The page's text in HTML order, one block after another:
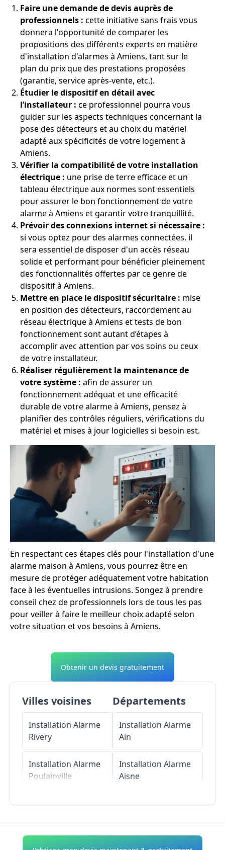
Faire une demande de devis auprès de
professionnels : cette initiative sans frais vous
donnera l'opportunité de comparer les
propositions des différents experts en matière
d'installation d'alarmes à Amiens, tant sur le
plan du prix que des prestations proposées
(garantie, service après-vente, etc.).
Étudier le dispositif en détail avec
l’installateur : ce professionnel pourra vous
guider sur les aspects techniques concernant la
pose des détecteurs et au choix du matériel
adapté aux spécificités de votre logement à
Amiens.
Vérifier la compatibilité de votre installation
électrique : une prise de terre efficace et un
tableau électrique aux normes sont essentiels
pour assurer le bon fonctionnement de votre
alarme à Amiens et garantir votre tranquillité.
Prévoir des connexions internet si nécessaire :
si vous optez pour des alarmes connectées, il
sera essentiel de disposer d'un accès réseau
solide et performant pour bénéficier pleinement
des fonctionnalités offertes par ce genre de
dispositif à Amiens.
Mettre en place le dispositif sécuritaire : mise
en position des détecteurs, raccordement au
réseau électrique à Amiens et tests de bon
fonctionnement sont autant d’étapes à
accomplir avec attention par vos soins ou ceux
de votre installateur.
Réaliser régulièrement la maintenance de
votre système : afin de assurer un
fonctionnement adéquat et une efficacité
durable de votre alarme à Amiens, pensez à
planifier des contrôles réguliers, vérifications du
matériel et mises à jour logicielles si besoin est.
En respectant ces étapes clés pour l'installation d'une
alarme maison à Amiens, vous pourrez être en
mesure de protéger adéquatement votre habitation
face à les éventuelles intrusions. Songez à prendre
conseil chez de professionnels lors de tous les pas
pour veiller à faire le meilleur choix adapté selon
votre situation et vos besoins à Amiens.
Obtenir un devis gratuitement
Villes voisines
Installation Alarme
Rivery
Installation Alarme
Poulainville
Installation Alarme
Départements
Installation Alarme
Ain
Installation Alarme
Aisne
Installation Alarme